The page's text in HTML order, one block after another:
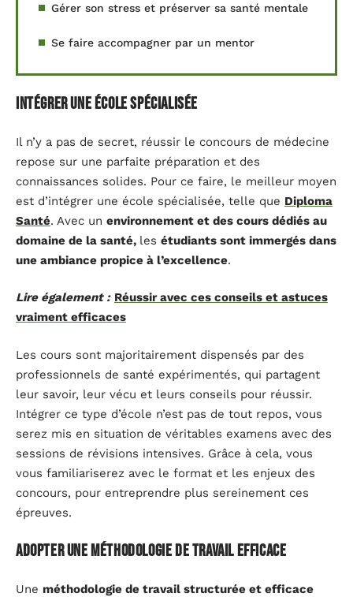
Gérer son stress et préserver sa santé mentale
Se faire accompagner par un mentor
Intégrer une école spécialisée
Il n’y a pas de secret, réussir le concours de médecine
repose sur une parfaite préparation et des
connaissances solides. Pour ce faire, le meilleur moyen
est d’intégrer une école spécialisée, telle que Diploma
Santé. Avec un environnement et des cours dédiés au
domaine de la santé, les étudiants sont immergés dans
une ambiance propice à l’excellence.
Lire également : Réussir avec ces conseils et astuces
vraiment efficaces
Les cours sont majoritairement dispensés par des
professionnels de santé expérimentés, qui partagent
leur savoir, leur vécu et leurs conseils pour réussir.
Intégrer ce type d’école n’est pas de tout repos, vous
serez mis en situation de véritables examens avec des
sessions de révisions intensives. Grâce à cela, vous
vous familiariserez avec le format et les enjeux des
concours, pour entreprendre plus sereinement ces
épreuves.
Adopter une méthodologie de travail efficace
Une méthodologie de travail structurée et efficace